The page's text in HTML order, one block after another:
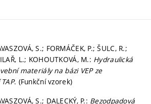
S.; FORMÁČEK, P.; ŠULC, R.;
L.; KOHOUTKOVÁ, M.: Hydraulická
materiály na bázi VEP ze
. (Funkční vzorek)
S.; DALECKÝ, P.: Bezodpadová